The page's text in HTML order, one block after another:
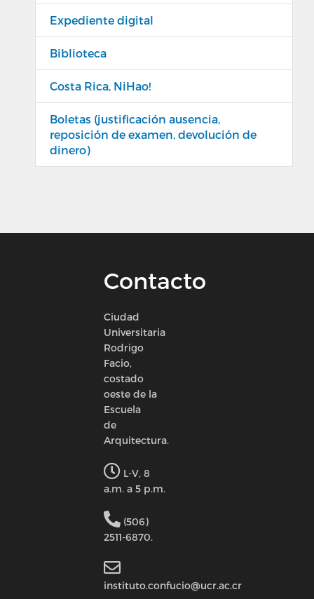
Expediente digital
Biblioteca
Costa Rica, NiHao!
Boletas (justificación ausencia,
reposición de examen, devolución de
dinero)
Contacto
Ciudad
Universitaria
Rodrigo
Facio,
costado
oeste de la
Escuela
de
Arquitectura.
L-V, 8
a.m. a 5 p.m.
(506)
2511-6870.
instituto.confucio@ucr.ac.cr